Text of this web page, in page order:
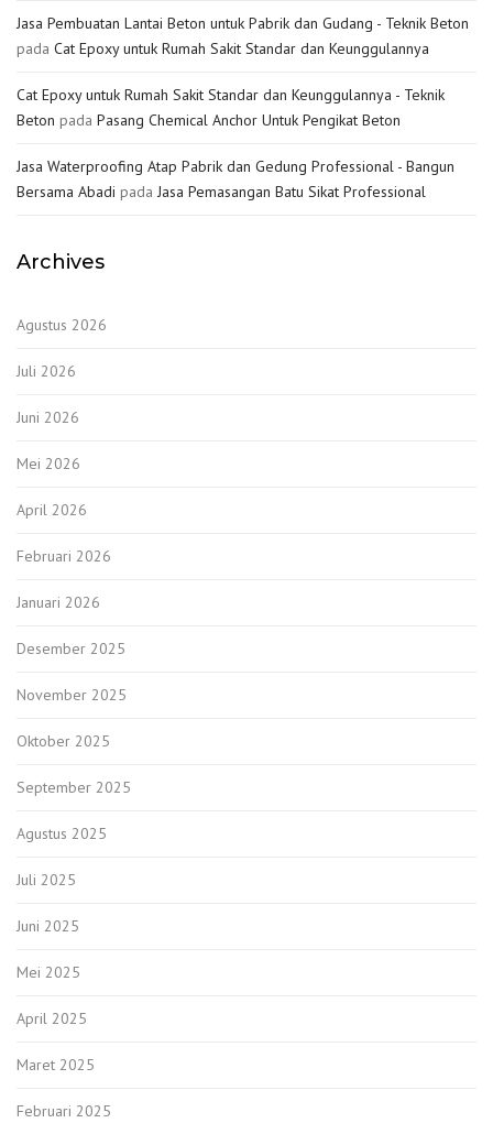
Jasa Pembuatan Lantai Beton untuk Pabrik dan Gudang - Teknik Beton
pada Cat Epoxy untuk Rumah Sakit Standar dan Keunggulannya
Cat Epoxy untuk Rumah Sakit Standar dan Keunggulannya - Teknik
Beton pada Pasang Chemical Anchor Untuk Pengikat Beton
Jasa Waterproofing Atap Pabrik dan Gedung Professional - Bangun
Bersama Abadi pada Jasa Pemasangan Batu Sikat Professional
Archives
Agustus 2026
Juli 2026
Juni 2026
Mei 2026
April 2026
Februari 2026
Januari 2026
Desember 2025
November 2025
Oktober 2025
September 2025
Agustus 2025
Juli 2025
Juni 2025
Mei 2025
April 2025
Maret 2025
Februari 2025